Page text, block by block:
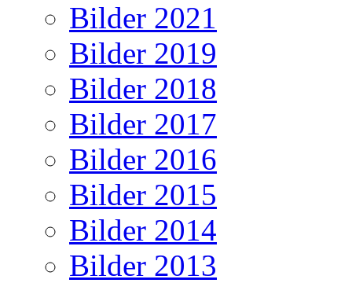
Bilder 2021
Bilder 2019
Bilder 2018
Bilder 2017
Bilder 2016
Bilder 2015
Bilder 2014
Bilder 2013